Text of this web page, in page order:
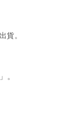
貨。
。